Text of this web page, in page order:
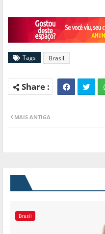
Tags Brasil
MAIS ANTIGA
Brasil